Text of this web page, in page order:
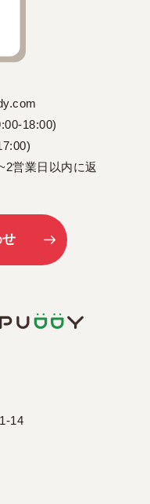
1-14
18:00)
営業日以内に返